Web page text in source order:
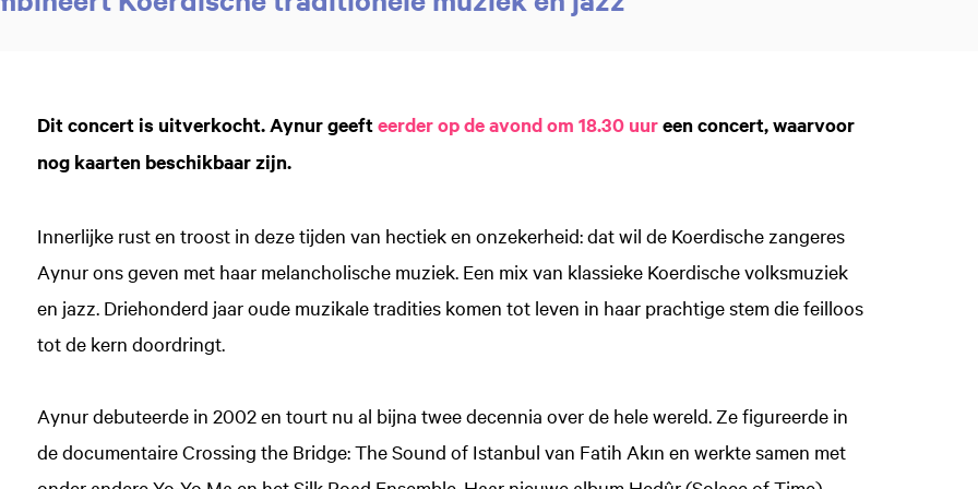
Dit concert is uitverkocht. Aynur geefteerder op de avond om 18.30 uureen concert, waarvoor
nog kaarten beschikbaar zijn.
Innerlijke rust en troost in deze tijden van hectiek en onzekerheid: dat wil de Koerdische zangeres
Aynur ons geven met haar melancholische muziek. Een mix van klassieke Koerdische volksmuziek
en jazz. Driehonderd jaar oude muzikale tradities komen tot leven in haar prachtige stem die feilloos
tot de kern doordringt.
Aynur debuteerde in 2002 en tourt nu al bijna twee decennia over de hele wereld. Ze figureerde in
de documentaire Crossing the Bridge: The Sound of Istanbul van Fatih Akın en werkte samen met